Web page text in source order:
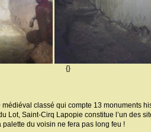
{}
classé qui compte 13 monuments
Lot, Saint-Cirq Lapopie constitue l’un des
palette du voisin ne fera pas long feu !